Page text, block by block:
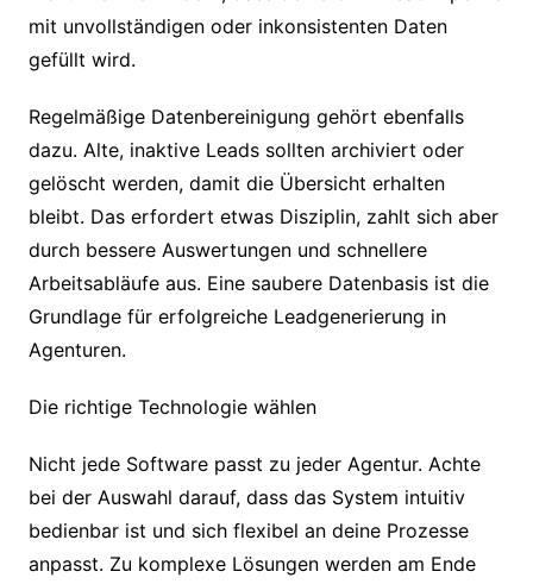
mit unvollständigen oder inkonsistenten Daten
gefüllt wird.
Regelmäßige Datenbereinigung gehört ebenfalls
dazu. Alte, inaktive Leads sollten archiviert oder
gelöscht werden, damit die Übersicht erhalten
bleibt. Das erfordert etwas Disziplin, zahlt sich aber
durch bessere Auswertungen und schnellere
Arbeitsabläufe aus. Eine saubere Datenbasis ist die
Grundlage für erfolgreiche Leadgenerierung in
Agenturen.
Die richtige Technologie wählen
Nicht jede Software passt zu jeder Agentur. Achte
bei der Auswahl darauf, dass das System intuitiv
bedienbar ist und sich flexibel an deine Prozesse
anpasst. Zu komplexe Lösungen werden am Ende